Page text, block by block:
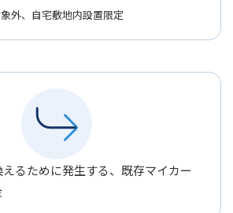
外、自宅敷地内設置限定
るために発生する、既存マイカー